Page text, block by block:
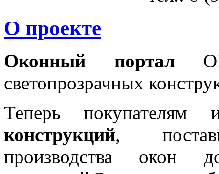
О проекте
Оконный портал
светопрозрачных
Теперь покупателям
конструкций,
производства окон